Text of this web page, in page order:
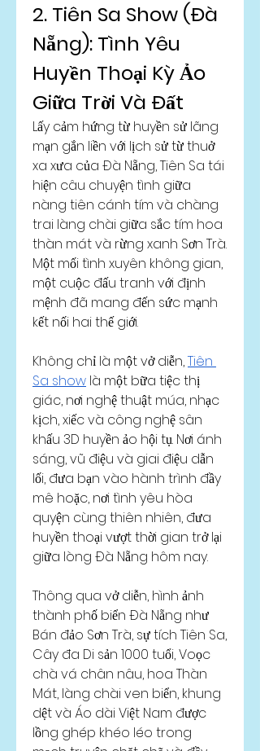
2. Tiên Sa Show (Đà
Nẵng): Tình Yêu
Huyền Thoại Kỳ Ảo
Giữa Trời Và Đất
Lấy cảm hứng từ huyền sử lãng
mạn gắn liền với lịch sử từ thuở
xa xưa của Đà Nẵng, Tiên Sa tái
hiện câu chuyện tình giữa
nàng tiên cánh tím và chàng
trai làng chài giữa sắc tím hoa
thàn mát và rừng xanh Sơn Trà.
Một mối tình xuyên không gian,
một cuộc đấu tranh với định
mệnh đã mang đến sức mạnh
kết nối hai thế giới.
Không chỉ là một vở diễn, Tiên
Sa show là một bữa tiệc thị
giác, nơi nghệ thuật múa, nhạc
kịch, xiếc và công nghệ sân
khấu 3D huyền ảo hội tụ. Nơi ánh
sáng, vũ điệu và giai điệu dẫn
lối, đưa bạn vào hành trình đầy
mê hoặc, nơi tình yêu hòa
quyện cùng thiên nhiên, đưa
huyền thoại vượt thời gian trở lại
giữa lòng Đà Nẵng hôm nay.
Thông qua vở diễn, hình ảnh
thành phố biển Đà Nẵng như
Bán đảo Sơn Trà, sự tích Tiên Sa,
Cây đa Di sản 1000 tuổi, Voọc
chà vá chân nâu, hoa Thàn
Mát, làng chài ven biển, khung
dệt và Áo dài Việt Nam được
lồng ghép khéo léo trong